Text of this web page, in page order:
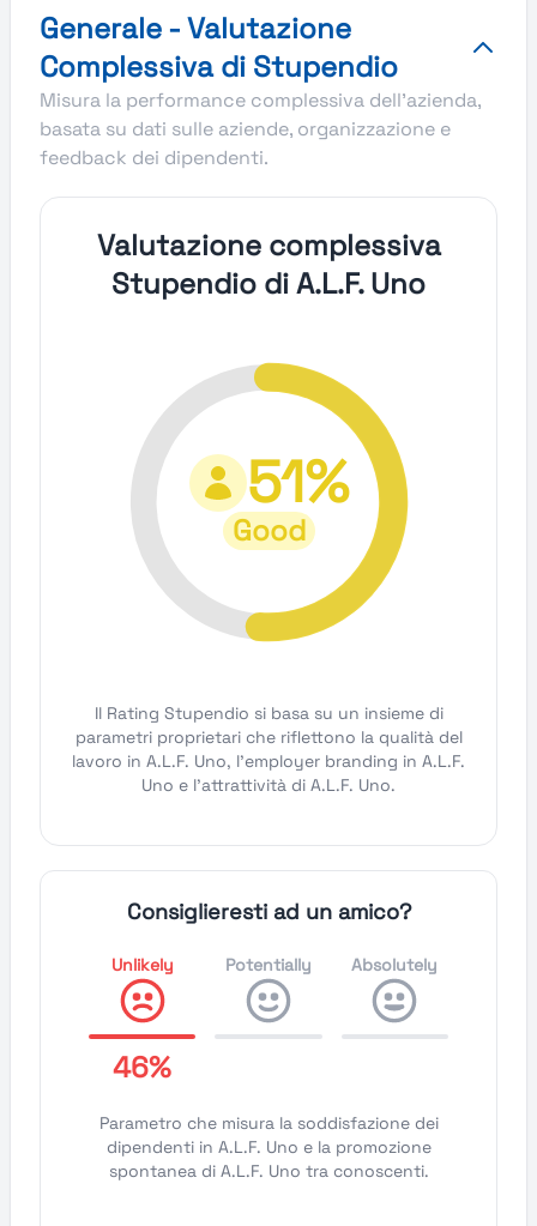
Generale - Valutazione
Complessiva di Stupendio
Misura la performance complessiva dell'azienda,
basata su dati sulle aziende, organizzazione e
feedback dei dipendenti.
Valutazione complessiva
Stupendio di A.L.F. Uno
51%
Good
Il Rating Stupendio si basa su un insieme di
parametri proprietari che riflettono la qualità del
lavoro in A.L.F. Uno, l'employer branding in A.L.F.
Uno e l'attrattività di A.L.F. Uno.
Consiglieresti ad un amico?
Unlikely
46%
Potentially Absolutely
Parametro che misura la soddisfazione dei
dipendenti in A.L.F. Uno e la promozione
spontanea di A.L.F. Uno tra conoscenti.